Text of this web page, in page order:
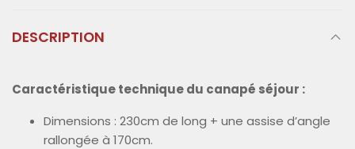
DESCRIPTION
Caractéristique technique du canapé séjour :
Dimensions : 230cm de long + une assise d’angle
rallongée à 170cm.